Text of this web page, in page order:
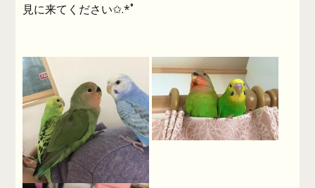
見に来てください✩.*˚